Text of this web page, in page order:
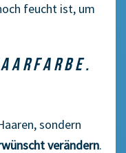
feucht ist, um
sondern
verändern.